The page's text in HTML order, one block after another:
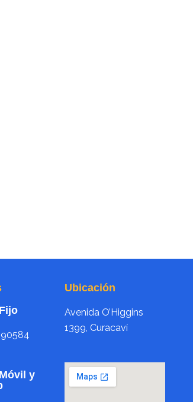
y
Ubicación
Avenida O’Higgins
1399, Curacaví